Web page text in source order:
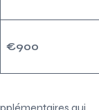
€900